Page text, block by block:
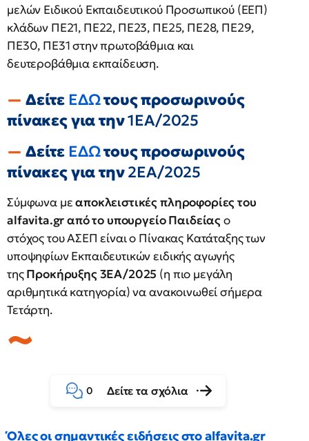
μελών Ειδικού Εκπαιδευτικού Προσωπικού (ΕΕΠ)
κλάδων ΠΕ21, ΠΕ22, ΠΕ23, ΠΕ25, ΠΕ28, ΠΕ29,
ΠΕ30, ΠΕ31 στην πρωτοβάθμια και
δευτεροβάθμια εκπαίδευση.
Δείτε ΕΔΩτους προσωρινούς
πίνακες για την1ΕΑ/2025
Δείτε ΕΔΩτους προσωρινούς
πίνακες για την2ΕΑ/2025
Σύμφωνα μεαποκλειστικές πληροφορίες του
alfavita.gr από το υπουργείο Παιδείαςο
στόχος του ΑΣΕΠ είναι ο Πίνακας Κατάταξης των
υποψηφίων Εκπαιδευτικών ειδικής αγωγής
τηςΠροκήρυξης 3ΕΑ/2025 (η πιο μεγάλη
αριθμητικά κατηγορία) να ανακοινωθεί σήμερα
Τετάρτη.
0 Δείτε τα σχόλια
Όλες οι σημαντικές ειδήσεις στο alfavita.gr